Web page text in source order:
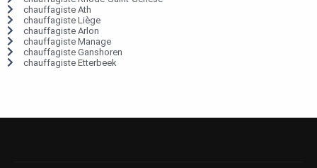
chauffagiste Ath
chauffagiste Liège
chauffagiste Arlon
chauffagiste Manage
chauffagiste Ganshoren
chauffagiste Etterbeek